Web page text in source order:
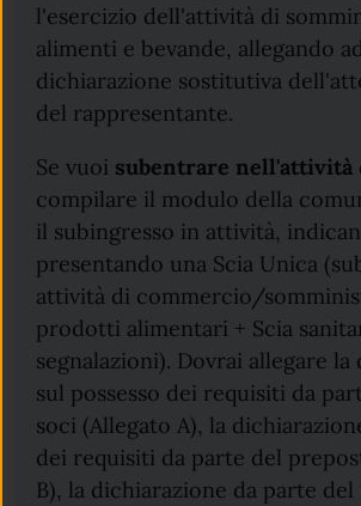
l'esercizio dell'attività di
alimenti e bevande, allegando
dichiarazione sostitutiva
del rappresentante.
Se vuoi subentrare nell'attività
compilare il modulo della
il subingresso in attività,
presentando una Scia Unica
attività di commercio/
prodotti alimentari + Scia
segnalazioni). Dovrai allegare
sul possesso dei requisiti da
soci (Allegato A), la
dei requisiti da parte del
B), la dichiarazione da parte